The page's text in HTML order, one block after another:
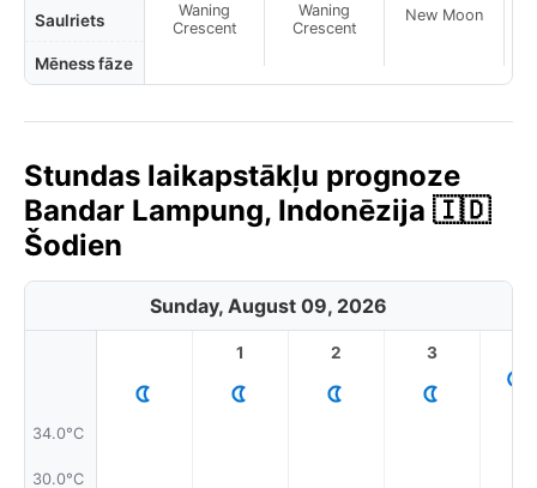
Saulriets
Mēness fāze
Waning
Crescent
Waning
Crescent
New Moon
Stundas laikapstākļu prognoze
Bandar Lampung, Indonēzija 🇮🇩
Šodien
Sunday, August 09, 2026
34.0°C
30.0°C
1 2 3